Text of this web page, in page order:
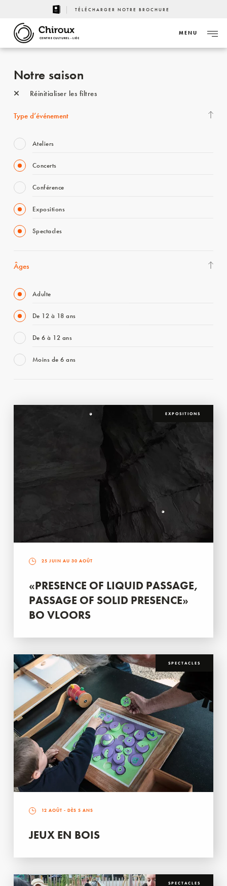
TÉLÉCHARGER NOTRE BROCHURE
CENTRE CULTUREL - LIÈGE
MENU
Notre saison
Réinitialiser les filtres
Type d’événement
Ateliers
Concerts
Conférence
Expositions
Spectacles
Âges
Adulte
De 12 à 18 ans
De 6 à 12 ans
Moins de 6 ans
EXPOSITIONS
25 JUIN AU 30 AOÛT
«PRESENCE OF LIQUID PASSAGE,
PASSAGE OF SOLID PRESENCE»
BO VLOORS
SPECTACLES
12 AOÛT - DÈS 5 ANS
JEUX EN BOIS
SPECTACLES